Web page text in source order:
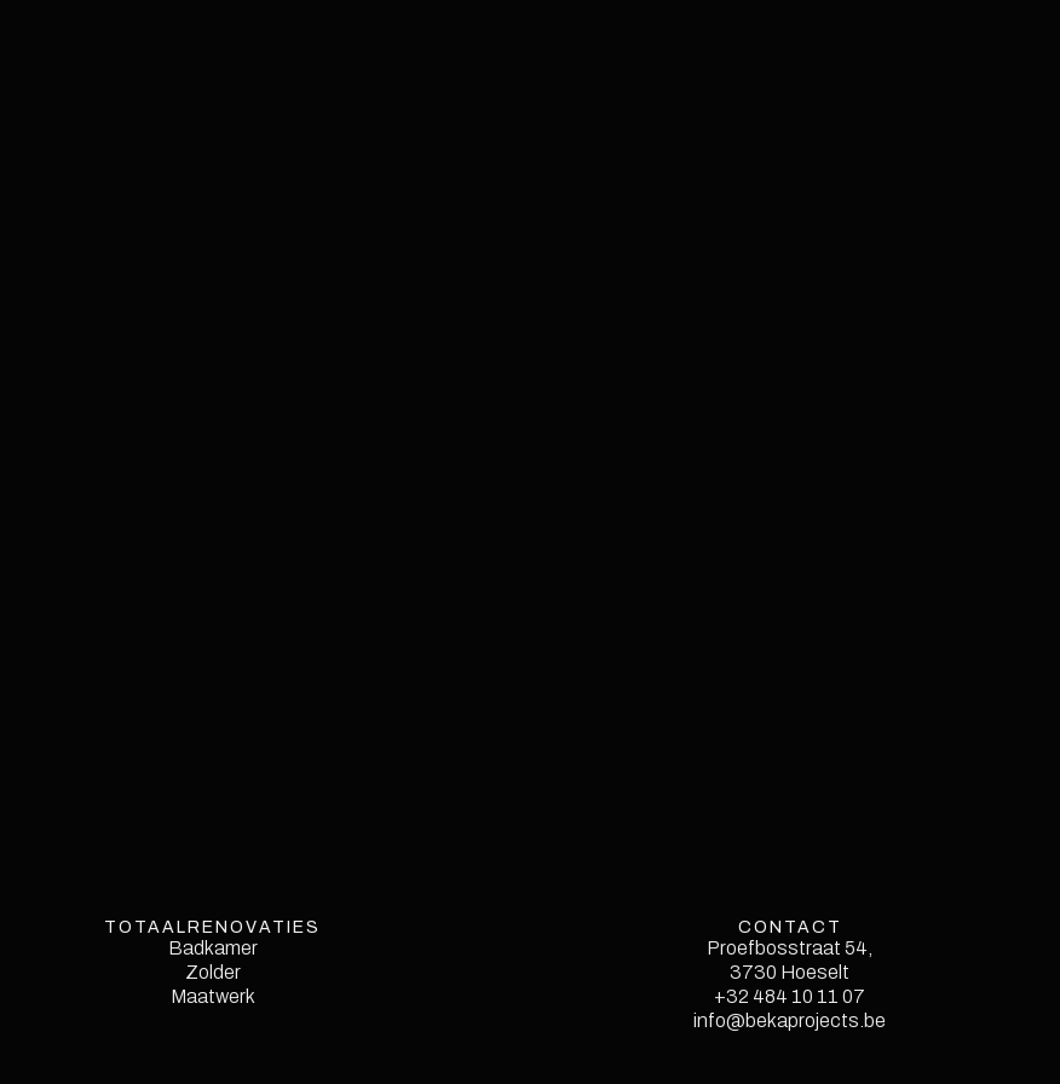
TOTAALRENOVATIES
Badkamer
Zolder
Maatwerk
CONTACT
Proefbosstraat 54,
3730 Hoeselt
Style Guide
+32 484 10 11 07
Licenses
info@bekaprojects.be